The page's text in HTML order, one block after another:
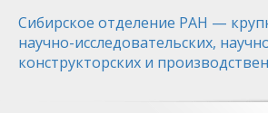
Сибирское отделение РАН —
научно-исследовательских,
конструкторских и